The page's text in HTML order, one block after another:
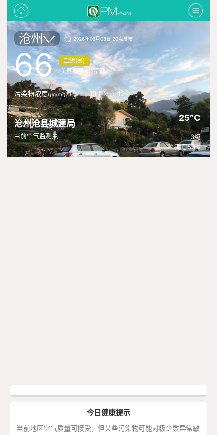
沧州 2026年08月08日 20点发布
66
二级(良)
美国标准AQI指数
污染物浓度(μg/m³): PM2.519 PM1042
沧州沧县城建局
当前空气监测点
25°C
3级
湿度53%
今日健康提示
当前地区空气质量可接受，但某些污染物可能对极少数异常敏